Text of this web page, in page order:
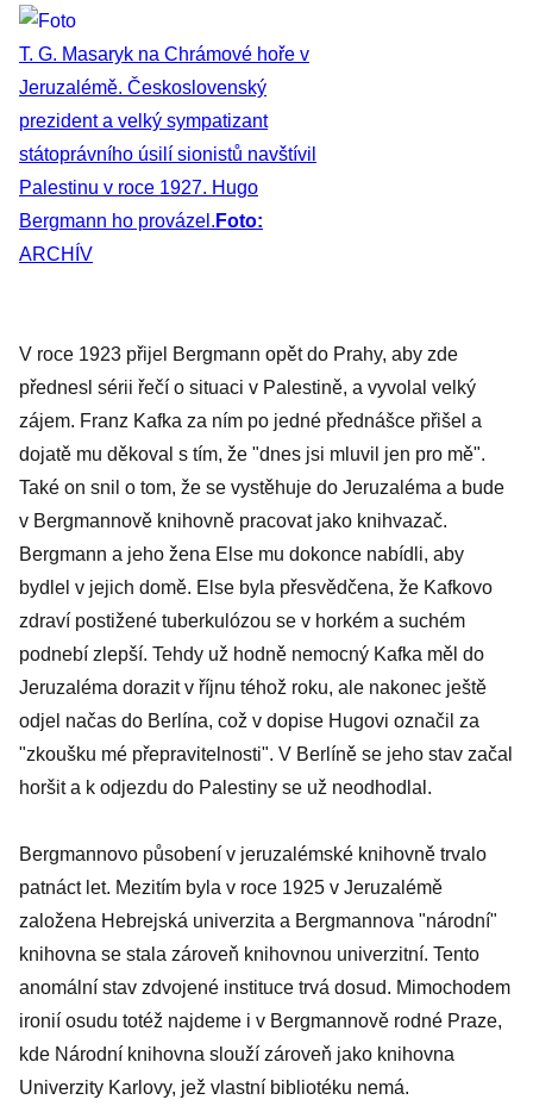
T. G. Masaryk na Chrámové hoře v
Jeruzalémě. Československý
prezident a velký sympatizant
státoprávního úsilí sionistů navštívil
Palestinu v roce 1927. Hugo
Bergmann ho provázel. Foto:
ARCHÍV
V roce 1923 přijel Bergmann opět do Prahy, aby zde
přednesl sérii řečí o situaci v Palestině, a vyvolal velký
zájem. Franz Kafka za ním po jedné přednášce přišel a
dojatě mu děkoval s tím, že "dnes jsi mluvil jen pro mě".
Také on snil o tom, že se vystěhuje do Jeruzaléma a bude
v Bergmannově knihovně pracovat jako knihvazač.
Bergmann a jeho žena Else mu dokonce nabídli, aby
bydlel v jejich domě. Else byla přesvědčena, že Kafkovo
zdraví postižené tuberkulózou se v horkém a suchém
podnebí zlepší. Tehdy už hodně nemocný Kafka měl do
Jeruzaléma dorazit v říjnu téhož roku, ale nakonec ještě
odjel načas do Berlína, což v dopise Hugovi označil za
"zkoušku mé přepravitelnosti". V Berlíně se jeho stav začal
horšit a k odjezdu do Palestiny se už neodhodlal.
Bergmannovo působení v jeruzalémské knihovně trvalo
patnáct let. Mezitím byla v roce 1925 v Jeruzalémě
založena Hebrejská univerzita a Bergmannova "národní"
knihovna se stala zároveň knihovnou univerzitní. Tento
anomální stav zdvojené instituce trvá dosud. Mimochodem
ironií osudu totéž najdeme i v Bergmannově rodné Praze,
kde Národní knihovna slouží zároveň jako knihovna
Univerzity Karlovy, jež vlastní bibliotéku nemá.